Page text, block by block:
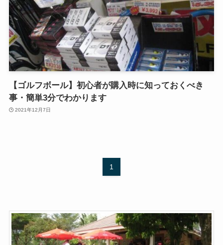
【ゴルフボール】初心者が購入時に知っておくべき
事・簡単3分でわかります
2021年12月7日
1